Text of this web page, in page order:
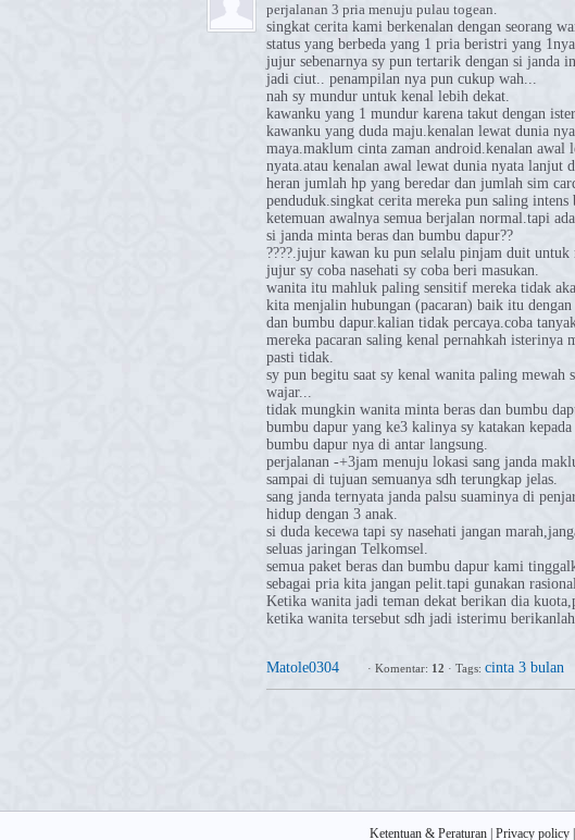
perjalanan 3 pria menuju pulau togean.
singkat cerita kami berkenalan dengan seorang
status yang berbeda yang 1 pria beristri yang
jujur sebenarnya sy pun tertarik dengan si janda
jadi ciut.. penampilan nya pun cukup wah...
nah sy mundur untuk kenal lebih dekat.
kawanku yang 1 mundur karena takut dengan
kawanku yang duda maju.kenalan lewat dunia
maya.maklum cinta zaman android.kenalan
nyata.atau kenalan awal lewat dunia nyata lanjut
heran jumlah hp yang beredar dan jumlah sim
penduduk.singkat cerita mereka pun saling
ketemuan awalnya semua berjalan normal.tapi
si janda minta beras dan bumbu dapur??
????.jujur kawan ku pun selalu pinjam duit untuk
jujur sy coba nasehati sy coba beri masukan.
wanita itu mahluk paling sensitif mereka tidak
kita menjalin hubungan (pacaran) baik itu
dan bumbu dapur.kalian tidak percaya.coba
mereka pacaran saling kenal pernahkah isterinya
pasti tidak.
sy pun begitu saat sy kenal wanita paling
wajar...
tidak mungkin wanita minta beras dan bumbu
bumbu dapur yang ke3 kalinya sy katakan
bumbu dapur nya di antar langsung.
perjalanan -+3jam menuju lokasi sang janda
sampai di tujuan semuanya sdh terungkap jelas.
sang janda ternyata janda palsu suaminya di
hidup dengan 3 anak.
si duda kecewa tapi sy nasehati jangan
seluas jaringan Telkomsel.
semua paket beras dan bumbu dapur kami
sebagai pria kita jangan pelit.tapi gunakan
Ketika wanita jadi teman dekat berikan dia
ketika wanita tersebut sdh jadi isterimu berikanlah
Matole0304 · Komentar: 12 · Tags: cinta 3 bulan
Ketentuan & Peraturan Privacy policy